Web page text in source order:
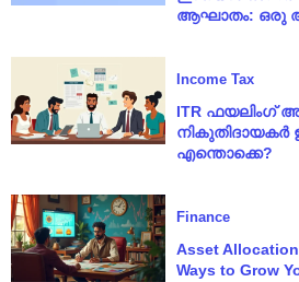
ആഘാതം: ഒരു
Income Tax
ITR ഫയലിംഗ്
നികുതിദായകർ
എന്തൊക്കെ?
Finance
Asset
Ways to Grow